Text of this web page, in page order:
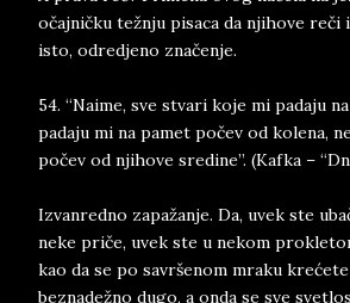
očajničku težnju pisaca da njihove reči
isto, odredjeno značenje.
54. “Naime, sve stvari koje mi padaju
padaju mi na pamet počev od kolena,
počev od njihove sredine”. (Kafka –
Izvanredno zapažanje. Da, uvek ste
neke priče, uvek ste u nekom
kao da se po savršenom mraku
beznadežno dugo, a onda se sve